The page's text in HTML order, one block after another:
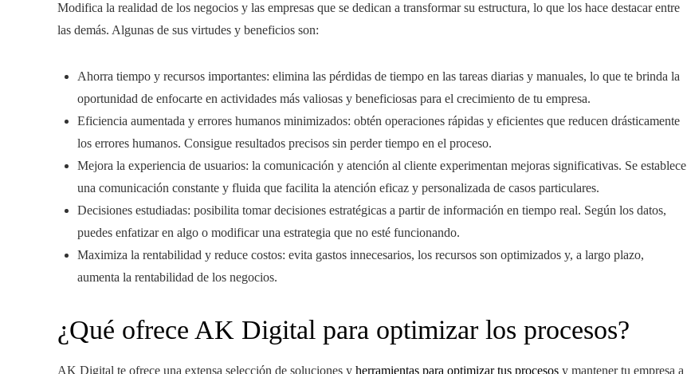
Modifica la realidad de los negocios y las empresas que se dedican a transformar su estructura, lo que los hace destacar entre
las demás. Algunas de sus virtudes y beneficios son:
Ahorra tiempo y recursos importantes: elimina las pérdidas de tiempo en las tareas diarias y manuales, lo que te brinda la
oportunidad de enfocarte en actividades más valiosas y beneficiosas para el crecimiento de tu empresa.
Eficiencia aumentada y errores humanos minimizados: obtén operaciones rápidas y eficientes que reducen drásticamente
los errores humanos. Consigue resultados precisos sin perder tiempo en el proceso.
Mejora la experiencia de usuarios: la comunicación y atención al cliente experimentan mejoras significativas. Se establece
una comunicación constante y fluida que facilita la atención eficaz y personalizada de casos particulares.
Decisiones estudiadas: posibilita tomar decisiones estratégicas a partir de información en tiempo real. Según los datos,
puedes enfatizar en algo o modificar una estrategia que no esté funcionando.
Maximiza la rentabilidad y reduce costos: evita gastos innecesarios, los recursos son optimizados y, a largo plazo,
aumenta la rentabilidad de los negocios.
¿Qué ofrece AK Digital para optimizar los procesos?
AK Digital te ofrece una extensa selección de soluciones y herramientas para optimizar tus procesos y mantener tu empresa a